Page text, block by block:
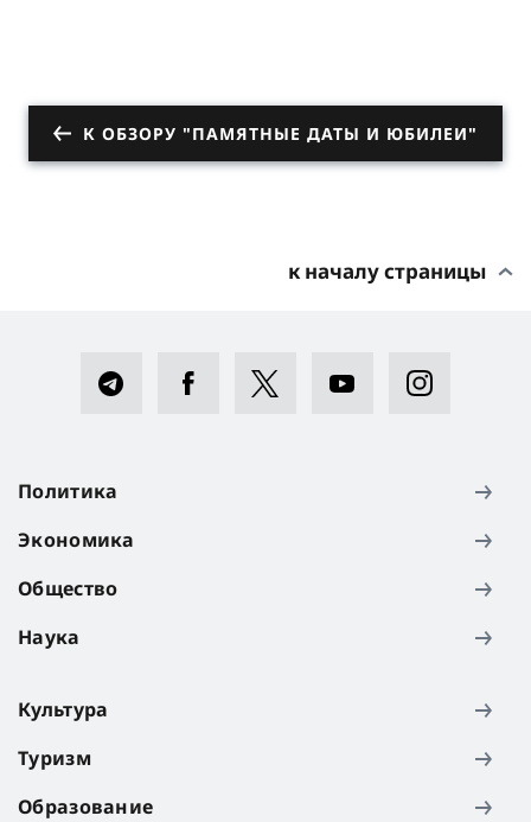
К ОБЗОРУ "ПАМЯТНЫЕ ДАТЫ И ЮБИЛЕИ"
к началу страницы
Политика
Экономика
Общество
Наука
Культура
Туризм
Образование